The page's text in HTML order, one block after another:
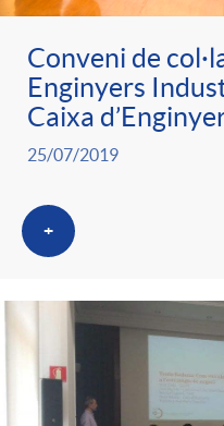
o
r
i
a
s
Conveni de
Enginyers
Caixa
25/07/2019
+